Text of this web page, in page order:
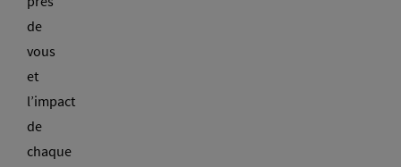
de
vous
et
l’impact
de
chaque